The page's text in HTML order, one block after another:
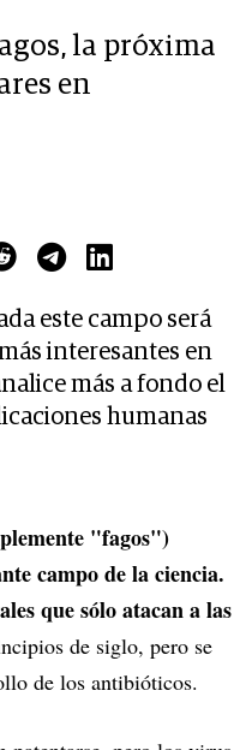
la próxima
en
este campo será
interesantes en
más a fondo el
humanas
"fagos")
campo de la ciencia.
que sólo atacan a las
de siglo, pero se
de los antibióticos.